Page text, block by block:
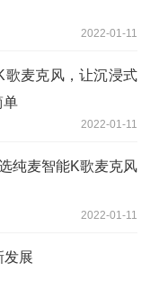
2022-01-11
歌麦克风，让沉浸式
单
2022-01-11
纯麦智能K歌麦克风
2022-01-11
发展